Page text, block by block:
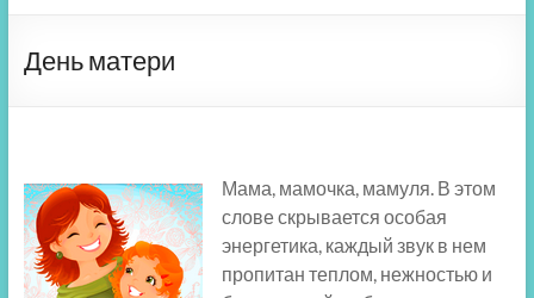
День матери
Мама, мамочка, мамуля. В этом
слове скрывается особая
энергетика, каждый звук в нем
пропитан теплом, нежностью и